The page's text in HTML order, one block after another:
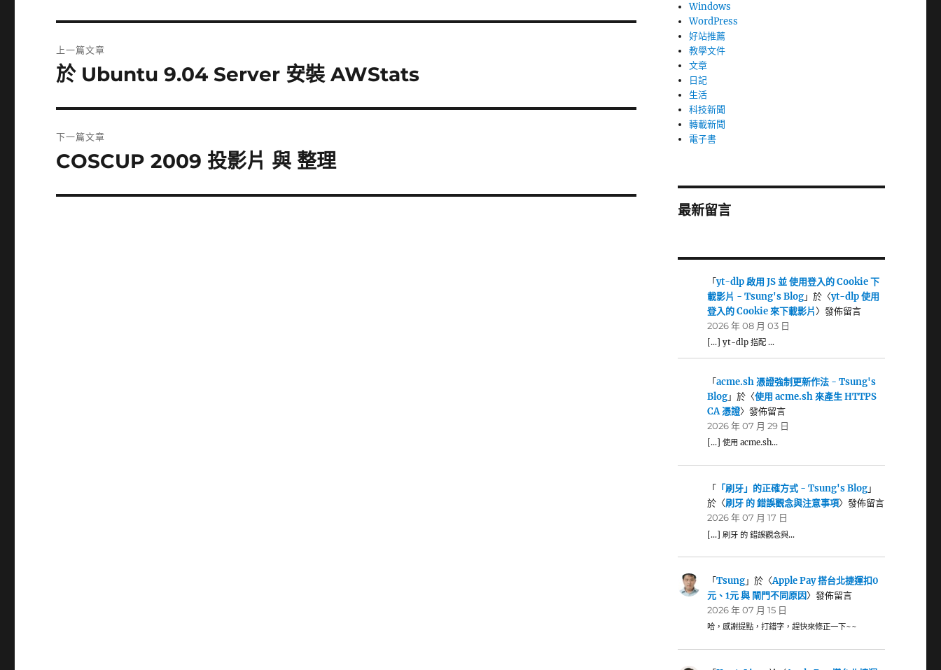
章
上一篇文章
上
篇
文
於 Ubuntu 9.04 Server 安裝 AWStats
下一篇文章
下
篇
COSCUP 2009 投影片 與 整理
Windows
WordPress
好站推薦
教學文件
文章
日記
生活
科技新聞
轉載新聞
電子書
最新留言
「yt-dlp 啟用 JS 並 使用登入的 Cookie 下
載影片 - Tsung's Blog」於〈yt-dlp 使用
登入的 Cookie 來下載影片〉發佈留言
2026 年 08 月 03 日
[…] yt-dlp 搭配 …
「acme.sh 憑證強制更新作法 - Tsung's
Blog」於〈使用 acme.sh 來產生 HTTPS
CA 憑證〉發佈留言
2026 年 07 月 29 日
[…] 使用 acme.sh…
「 「刷牙」的正確方式 - Tsung's Blog」
於〈刷牙 的 錯誤觀念與注意事項〉發佈留言
2026 年 07 月 17 日
[…] 刷牙 的 錯誤觀念與…
「Tsung」於〈Apple Pay 搭台北捷運扣0
元、1元 與 閘門不同原因〉發佈留言
2026 年 07 月 15 日
哈，感謝提點，打錯字，趕快來修正一下~~